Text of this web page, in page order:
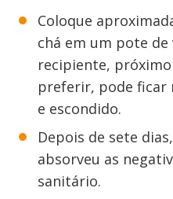
Coloque
chá em um pote
recipiente, próximo
preferir, pode ficar
e escondido.
Depois de sete
absorveu as
sanitário.